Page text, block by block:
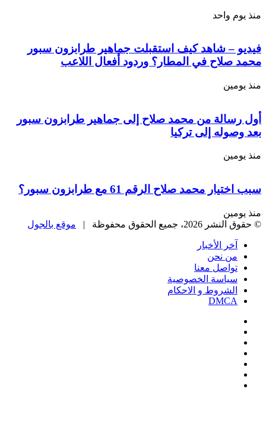
منذ يوم واحد
فيديو – شاهد كيف استقبلت جماهير طرابزون سبور
محمد صلاح في المطار؟ وردود أفعال اللاعب
منذ يومين
أول رسالة من محمد صلاح إلى جماهير طرابزون سبور
بعد وصوله إلى تركيا
منذ يومين
سبب اختيار محمد صلاح الرقم 61 مع طرابزون سبور؟
منذ يومين
© حقوق النشر 2026، جميع الحقوق محفوظة |
موقع بالجول
آخر الأخبار
من نحن
تواصل معنا
سياسة الخصوصية
الشروط و الاحكام
DMCA